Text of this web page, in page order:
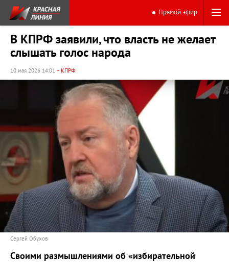
Прямой эфир
В КПРФ заявили, что власть не желает
слышать голос народа
10 мая 2026 14:01 – КПРФ
Сергей Обухов
Своими размышлениями об «избирательной